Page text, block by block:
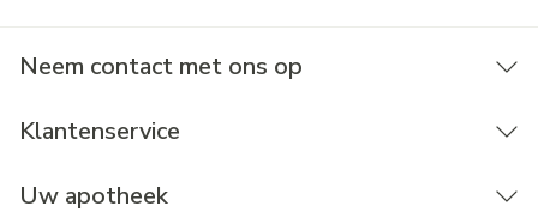
Neem contact met ons op
Klantenservice
Uw apotheek